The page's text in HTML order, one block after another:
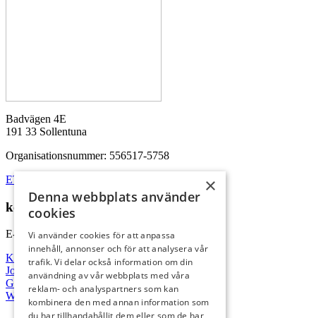
Badvägen 4E
191 33 Sollentuna
Organisationsnummer: 556517-5758
ETU finns på flera orter i Sverige
kontakta oss
E-post:info@etu.se
Kontakta oss
Jobba hos oss
GDPR
Webbplatskarta
×
Denna webbplats använder
cookies
Vi använder cookies för att anpassa
innehåll, annonser och för att analysera vår
trafik. Vi delar också information om din
användning av vår webbplats med våra
reklam- och analyspartners som kan
kombinera den med annan information som
du har tillhandahållit dem eller som de har